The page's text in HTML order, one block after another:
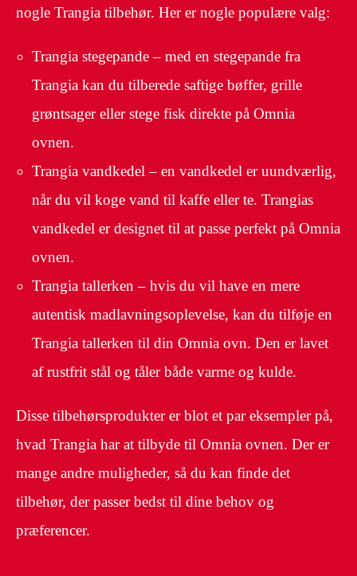
nogle Trangia tilbehør. Her er nogle populære valg:
Trangia stegepande – med en stegepande fra
Trangia kan du tilberede saftige bøffer, grille
grøntsager eller stege fisk direkte på Omnia
ovnen.
Trangia vandkedel – en vandkedel er uundværlig,
når du vil koge vand til kaffe eller te. Trangias
vandkedel er designet til at passe perfekt på Omnia
ovnen.
Trangia tallerken – hvis du vil have en mere
autentisk madlavningsoplevelse, kan du tilføje en
Trangia tallerken til din Omnia ovn. Den er lavet
af rustfrit stål og tåler både varme og kulde.
Disse tilbehørsprodukter er blot et par eksempler på,
hvad Trangia har at tilbyde til Omnia ovnen. Der er
mange andre muligheder, så du kan finde det
tilbehør, der passer bedst til dine behov og
præferencer.